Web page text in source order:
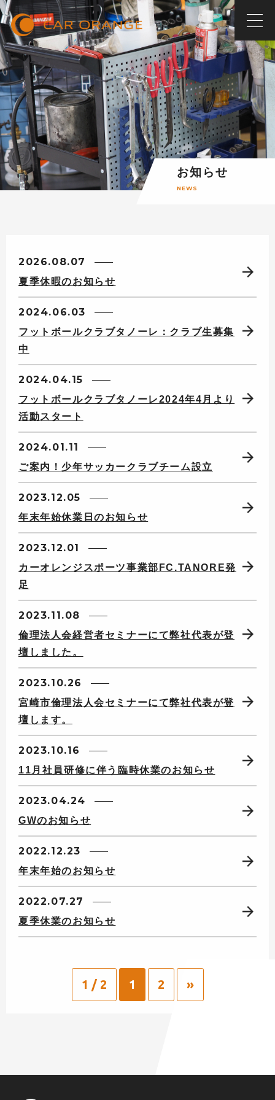
お知らせ
NEWS
2026.08.07
夏季休暇のお知らせ
2024.06.03
フットボールクラブタノーレ：クラブ生募集
中
2024.04.15
フットボールクラブタノーレ2024年4月より
活動スタート
2024.01.11
ご案内！少年サッカークラブチーム設立
2023.12.05
年末年始休業日のお知らせ
2023.12.01
カーオレンジスポーツ事業部FC.TANORE発
足
2023.11.08
倫理法人会経営者セミナーにて弊社代表が登
壇しました。
2023.10.26
宮崎市倫理法人会セミナーにて弊社代表が登
壇します。
2023.10.16
11月社員研修に伴う臨時休業のお知らせ
2023.04.24
GWのお知らせ
2022.12.23
年末年始のお知らせ
2022.07.27
夏季休業のお知らせ
1 / 2 1 2 »